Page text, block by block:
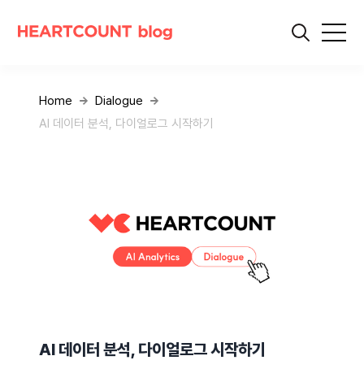
Home
Dialogue
AI 데이터 분석, 다이얼로그 시작하기
AI 데이터 분석, 다이얼로그 시작하기